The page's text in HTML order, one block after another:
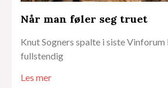
Når man føler seg truet
Knut Sogners spalte i siste
fullstendig
Les mer